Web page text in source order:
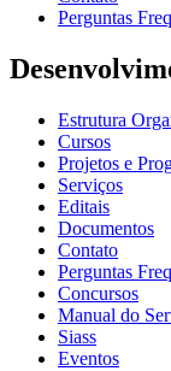
Perguntas
Estrutura
Cursos
Projetos e
Serviços
Editais
Documentos
Contato
Perguntas
Concursos
Manual do
Siass
Eventos